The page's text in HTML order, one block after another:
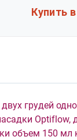
Купить
грудей
Optiflow,
объем 150 мл